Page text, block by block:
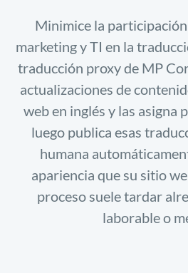
Minimice la
marketing y TI en la
traducción proxy de MP
actualizaciones de
web en inglés y las asigna
luego publica esas
humana
apariencia que su sitio
proceso suele tardar
laborable o